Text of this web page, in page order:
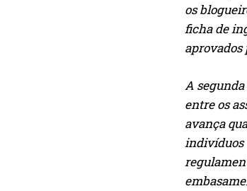
os
ficha de
aprovados
A
entre os
avança
indivíduos